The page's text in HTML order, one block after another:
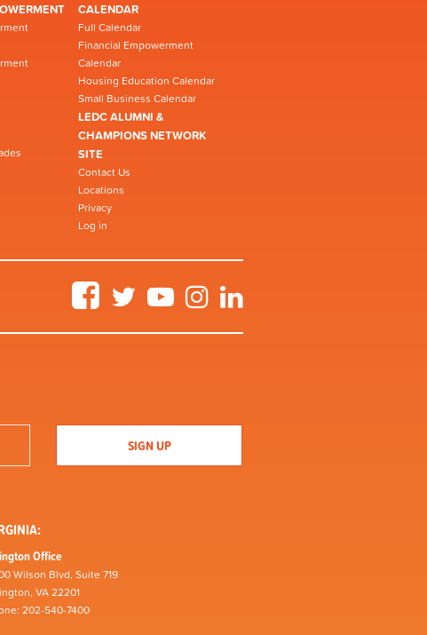
CALENDAR
Full Calendar
Financial Empowerment
Calendar
Housing Education Calendar
Small Business Calendar
LEDC ALUMNI &
CHAMPIONS NETWORK
SITE
Contact Us
Locations
Privacy
Log in
FacebookTwitter YouTubeInstagram
Office
Wilson Blvd, Suite 719
VA 22201
202-540-7400